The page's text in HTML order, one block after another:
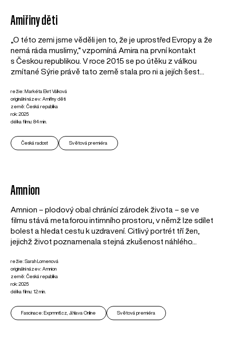
Amiřiny děti
„O této zemi jsme věděli jen to, že je uprostřed Evropy a že
nemá ráda muslimy,“ vzpomíná Amira na první kontakt
s Českou republikou. V roce 2015 se po útěku z válkou
zmítané Sýrie právě tato země stala pro ni a jejích šest...
režie: Markéta Ekrt Válková
originální název: Amiřiny děti
země: Česká republika
rok: 2025
délka filmu: 84 min.
Česká radost Světová premiéra
Amnion
Amnion – plodový obal chránící zárodek života – se ve
filmu stává metaforou intimního prostoru, v němž lze sdílet
bolest a hledat cestu k uzdravení. Citlivý portrét tří žen,
jejichž život poznamenala stejná zkušenost náhlého...
režie: Sarah Lomenová
originální název: Amnion
země: Česká republika
rok: 2025
délka filmu: 12 min.
Fascinace: Exprmntl.cz, Ji.hlava Online Světová premiéra